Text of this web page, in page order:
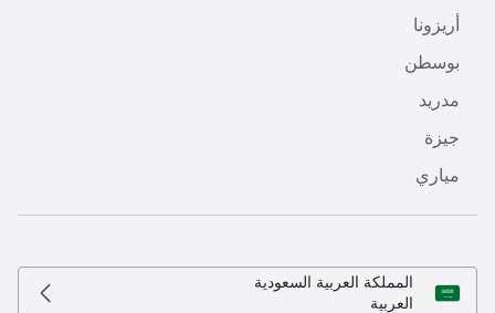
أريزونا
بوسطن
مدريد
جيزة
مياري
المملكة العربية السعودية
العربية